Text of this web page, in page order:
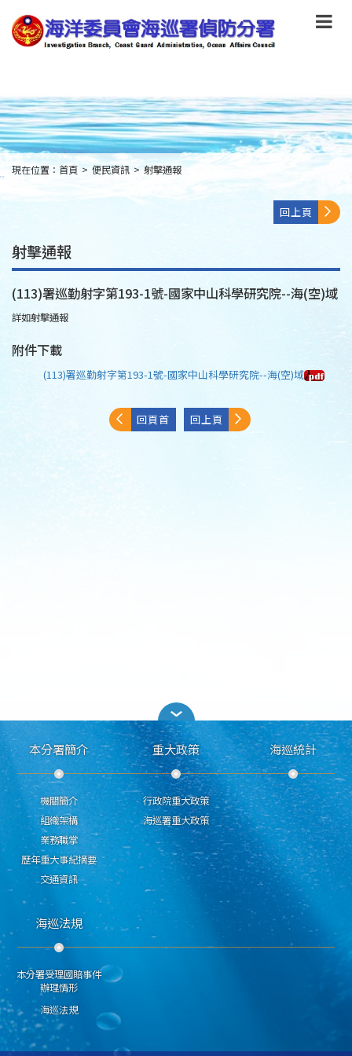
到
主
要
to
main
content
:::
現在位置： 首頁 > 便民資訊 > 射擊通報
回上頁
射擊通報
(113)署巡勤射字第193-1號-國家中山科學研究院--海(空)域
詳如射擊通報
附件下載
(113)署巡勤射字第193-1號-國家中山科學研究院--海(空)域
回頁首 回上頁
本分署簡介
機關簡介
組織架構
業務職掌
歷年重大事紀摘要
交通資訊
重大政策
行政院重大政策
海巡署重大政策
海巡統計
海巡法規
本分署受理國賠事件
辦理情形
海巡法規